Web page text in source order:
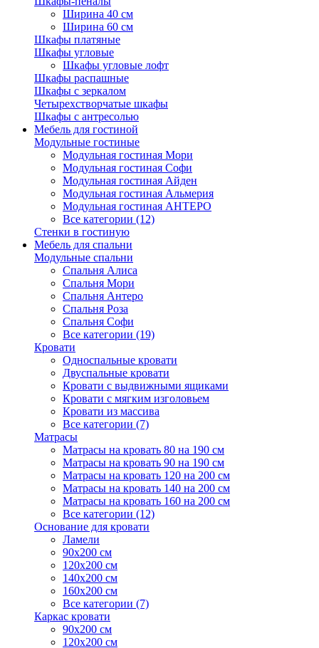
Ширина 40 см
Ширина 60 см
Шкафы платяные
Шкафы угловые
Шкафы угловые лофт
Шкафы распашные
Шкафы с зеркалом
Четырехстворчатые шкафы
Шкафы с антресолью
Мебель для гостиной
Модульные гостиные
Модульная гостиная Мори
Модульная гостиная Софи
Модульная гостиная Айден
Модульная гостиная Альмерия
Модульная гостиная АНТЕРО
Все категории (12)
Стенки в гостиную
Мебель для спальни
Модульные спальни
Спальня Алиса
Спальня Мори
Спальня Антеро
Спальня Роза
Спальня Софи
Все категории (19)
Кровати
Односпальные кровати
Двуспальные кровати
Кровати с выдвижными ящиками
Кровати с мягким изголовьем
Кровати из массива
Все категории (7)
Матрасы
Матрасы на кровать 80 на 190 см
Матрасы на кровать 90 на 190 см
Матрасы на кровать 120 на 200 см
Матрасы на кровать 140 на 200 см
Матрасы на кровать 160 на 200 см
Все категории (12)
Основание для кровати
Ламели
90х200 см
120х200 см
140х200 см
160х200 см
Все категории (7)
Каркас кровати
90х200 см
120х200 см